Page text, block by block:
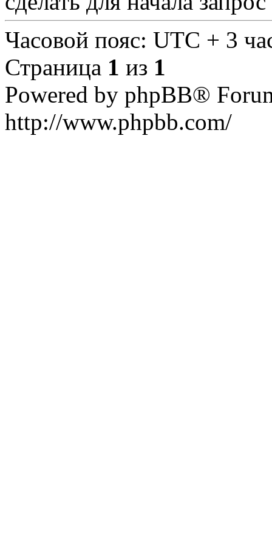
Часовой пояс: UTC + 3
Страница 1 из 1
Powered by phpBB®
http://www.phpbb.com/